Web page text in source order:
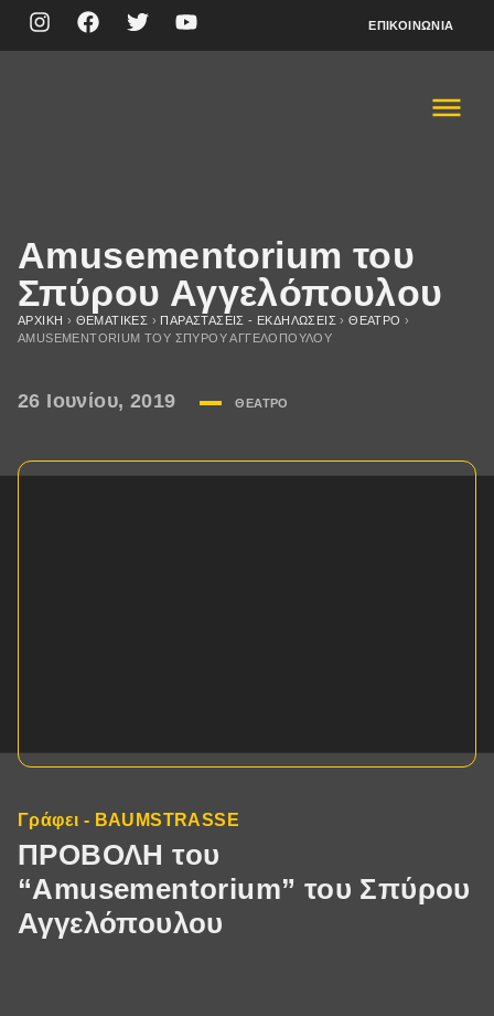
ΕΠΙΚΟΙΝΩΝΊΑ
Amusementorium του
Σπύρου Αγγελόπουλου
ΑΡΧΙΚΉ › ΘΕΜΑΤΙΚΈΣ › ΠΑΡΑΣΤΆΣΕΙΣ - ΕΚΔΗΛΏΣΕΙΣ ›ΘΈΑΤΡΟ ›
AMUSEMENTORIUM ΤΟΥ ΣΠΎΡΟΥ ΑΓΓΕΛΌΠΟΥΛΟΥ
26 Ιουνίου, 2019 ΘΈΑΤΡΟ
Γράφει - BAUMSTRASSE
ΠΡΟΒΟΛΗ του
“Amusementorium” του Σπύρου
Αγγελόπουλου